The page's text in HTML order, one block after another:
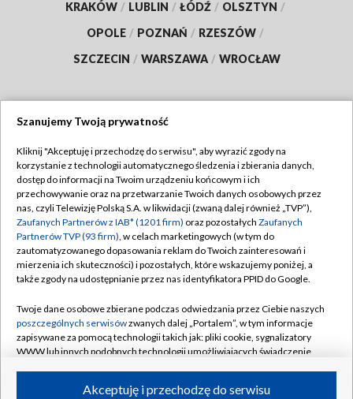
KRAKÓW / LUBLIN / ŁÓDŹ / OLSZTYN /
OPOLE / POZNAŃ / RZESZÓW /
SZCZECIN / WARSZAWA / WROCŁAW
TVP
Abonament TVP
Emisja w TVP
Centrum informacji TVP
Naziemna Telewizja Cyfrowa
Rada Programowa
System NOS
Informacje o nadawcy
Regulamin TVP
Polityka prywatności
Moje zgody
Pomoc
Kontakt
Kanały
Szanujemy Twoją prywatność
Kliknij "Akceptuję i przechodzę do serwisu", aby wyrazić zgody na
korzystanie z technologii automatycznego śledzenia i zbierania danych,
dostęp do informacji na Twoim urządzeniu końcowym i ich
przechowywanie oraz na przetwarzanie Twoich danych osobowych przez
nas, czyli Telewizję Polską S.A. w likwidacji (zwaną dalej również „TVP”),
Zaufanych Partnerów z IAB* (1201 firm) oraz pozostałych Zaufanych
Partnerów TVP (93 firm), w celach marketingowych (w tym do
zautomatyzowanego dopasowania reklam do Twoich zainteresowań i
mierzenia ich skuteczności) i pozostałych, które wskazujemy poniżej, a
także zgody na udostępnianie przez nas identyfikatora PPID do Google.
Twoje dane osobowe zbierane podczas odwiedzania przez Ciebie naszych
poszczególnych serwisówzwanych dalej „Portalem”, w tym informacje
zapisywane za pomocą technologii takich jak: pliki cookie, sygnalizatory
WWW lub innych podobnych technologii umożliwiających świadczenie
ruchu w Internecie.Akceptuję i przechodzę do serwisu